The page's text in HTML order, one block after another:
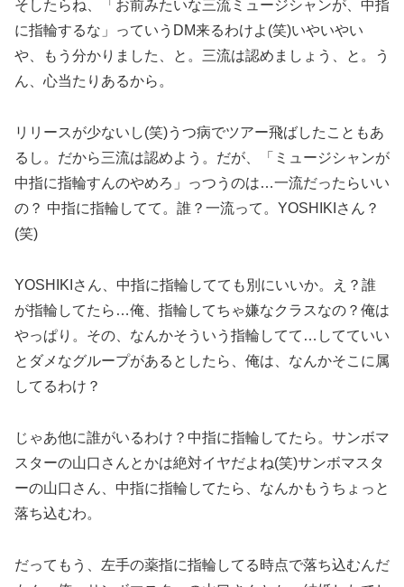
そしたらね、「お前みたいな三流ミュージシャンが、中指
に指輪するな」っていうDM来るわけよ(笑)いやいやい
や、もう分かりました、と。三流は認めましょう、と。う
ん、心当たりあるから。
リリースが少ないし(笑)うつ病でツアー飛ばしたこともあ
るし。だから三流は認めよう。だが、「ミュージシャンが
中指に指輪すんのやめろ」っつうのは…一流だったらいい
の？ 中指に指輪してて。誰？一流って。YOSHIKIさん？
(笑)
YOSHIKIさん、中指に指輪してても別にいいか。え？誰
が指輪してたら…俺、指輪してちゃ嫌なクラスなの？俺は
やっぱり。その、なんかそういう指輪してて…してていい
とダメなグループがあるとしたら、俺は、なんかそこに属
してるわけ？
じゃあ他に誰がいるわけ？中指に指輪してたら。サンボマ
スターの山口さんとかは絶対イヤだよね(笑)サンボマスタ
ーの山口さん、中指に指輪してたら、なんかもうちょっと
落ち込むわ。
だってもう、左手の薬指に指輪してる時点で落ち込むんだ